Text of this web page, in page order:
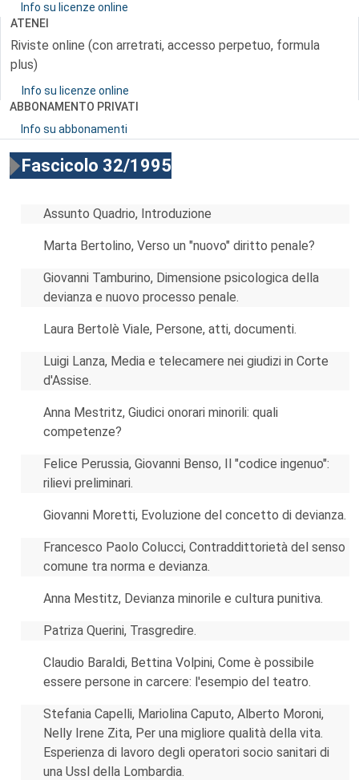
Info su licenze online
ATENEI
Riviste online (con arretrati, accesso perpetuo, formula
plus)
Info su licenze online
ABBONAMENTO PRIVATI
Info su abbonamenti
Fascicolo 32/1995
Assunto Quadrio, Introduzione
Marta Bertolino, Verso un "nuovo" diritto penale?
Giovanni Tamburino, Dimensione psicologica della
devianza e nuovo processo penale.
Laura Bertolè Viale, Persone, atti, documenti.
Luigi Lanza, Media e telecamere nei giudizi in Corte
d'Assise.
Anna Mestritz, Giudici onorari minorili: quali
competenze?
Felice Perussia, Giovanni Benso, Il "codice ingenuo":
rilievi preliminari.
Giovanni Moretti, Evoluzione del concetto di devianza.
Francesco Paolo Colucci, Contraddittorietà del senso
comune tra norma e devianza.
Anna Mestitz, Devianza minorile e cultura punitiva.
Patriza Querini, Trasgredire.
Claudio Baraldi, Bettina Volpini, Come è possibile
essere persone in carcere: l'esempio del teatro.
Stefania Capelli, Mariolina Caputo, Alberto Moroni,
Nelly Irene Zita, Per una migliore qualità della vita.
Esperienza di lavoro degli operatori socio sanitari di
una Ussl della Lombardia.